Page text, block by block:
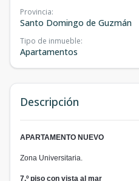
Provincia:
Santo Domingo de Guzmán
Tipo de inmueble:
Apartamentos
Descripción
APARTAMENTO NUEVO
Zona Universitaria.
7.º piso con vista al mar